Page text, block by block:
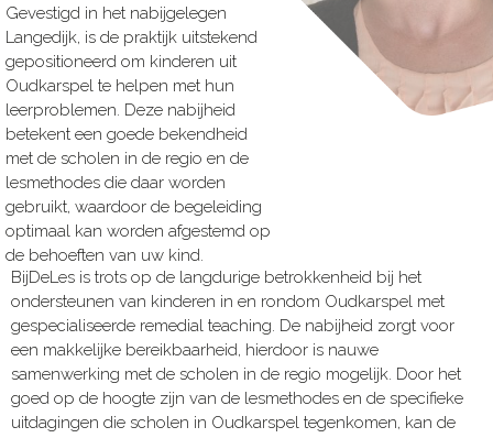
Gevestigd in het nabijgelegen
Langedijk, is de praktijk uitstekend
gepositioneerd om kinderen uit
Oudkarspel te helpen met hun
leerproblemen. Deze nabijheid
betekent een goede bekendheid
met de scholen in de regio en de
lesmethodes die daar worden
gebruikt, waardoor de begeleiding
optimaal kan worden afgestemd op
de behoeften van uw kind.
BijDeLes is trots op de langdurige betrokkenheid bij het
ondersteunen van kinderen in en rondom Oudkarspel met
gespecialiseerde remedial teaching. De nabijheid zorgt voor
een makkelijke bereikbaarheid, hierdoor is nauwe
samenwerking met de scholen in de regio mogelijk. Door het
goed op de hoogte zijn van de lesmethodes en de specifieke
uitdagingen die scholen in Oudkarspel tegenkomen, kan de